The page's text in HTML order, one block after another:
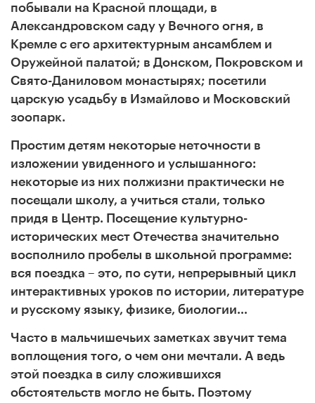
побывали на Красной площади, в
Александровском саду у Вечного огня, в
Кремле с его архитектурным ансамблем и
Оружейной палатой; в Донском, Покровском и
Свято-Даниловом монастырях; посетили
царскую усадьбу в Измайлово и Московский
зоопарк.
Простим детям некоторые неточности в
изложении увиденного и услышанного:
некоторые из них полжизни практически не
посещали школу, а учиться стали, только
придя в Центр. Посещение культурно-
исторических мест Отечества значительно
восполнило пробелы в школьной программе:
вся поездка – это, по сути, непрерывный цикл
интерактивных уроков по истории, литературе
и русскому языку, физике, биологии…
Часто в мальчишечьих заметках звучит тема
воплощения того, о чем они мечтали. А ведь
этой поездка в силу сложившихся
обстоятельств могло не быть. Поэтому